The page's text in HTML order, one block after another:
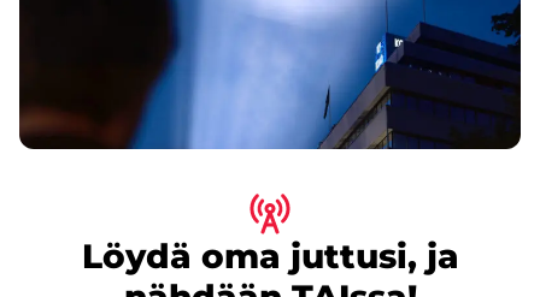
Löydä oma juttusi, ja